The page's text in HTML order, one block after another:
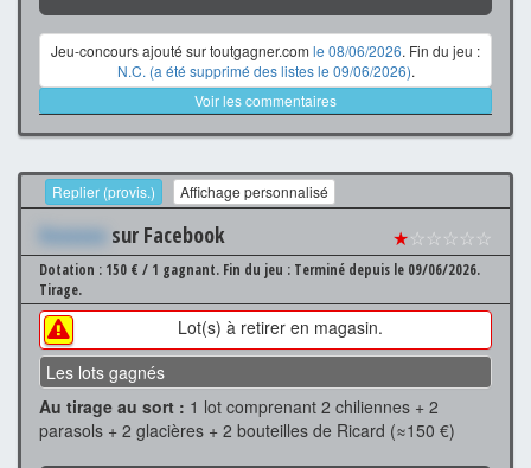
Jeu-concours ajouté sur toutgagner.com le 08/06/2026. Fin du jeu :
N.C. (a été supprimé des listes le 09/06/2026).
Voir les commentaires
Replier (provis.) Affichage personnalisé
Xxxxxxx sur Facebook ★☆☆☆☆☆
Dotation : 150 € / 1 gagnant. Fin du jeu : Terminé depuis le 09/06/2026.
Tirage.
Lot(s) à retirer en magasin.
Les lots gagnés
Au tirage au sort : 1 lot comprenant 2 chiliennes + 2
parasols + 2 glacières + 2 bouteilles de Ricard (≈150 €)